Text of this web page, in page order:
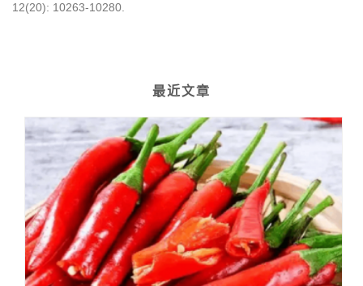
12(20): 10263-10280.
最近文章